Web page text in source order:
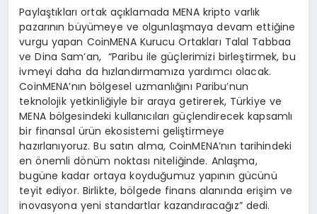
Paylaştıkları ortak açıklamada MENA kripto varlık
pazarının büyümeye ve olgunlaşmaya devam ettiğine
vurgu yapan CoinMENA Kurucu Ortakları Talal Tabbaa
ve Dina Sam’an, “Paribu ile güçlerimizi birleştirmek, bu
ivmeyi daha da hızlandırmamıza yardımcı olacak.
CoinMENA’nın bölgesel uzmanlığını Paribu’nun
teknolojik yetkinliğiyle bir araya getirerek, Türkiye ve
MENA bölgesindeki kullanıcıları güçlendirecek kapsamlı
bir finansal ürün ekosistemi geliştirmeye
hazırlanıyoruz. Bu satın alma, CoinMENA’nın tarihindeki
en önemli dönüm noktası niteliğinde. Anlaşma,
bugüne kadar ortaya koyduğumuz yapının gücünü
teyit ediyor. Birlikte, bölgede finans alanında erişim ve
inovasyona yeni standartlar kazandıracağız” dedi.